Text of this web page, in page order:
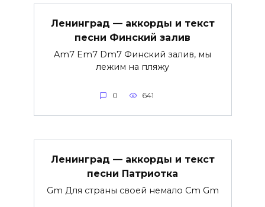
Ленинград — аккорды и текст
песни Финский залив
Am7 Em7 Dm7 Финский залив, мы
лежим на пляжу
0 641
Ленинград — аккорды и текст
песни Патриотка
Gm Для страны своей немало Cm Gm